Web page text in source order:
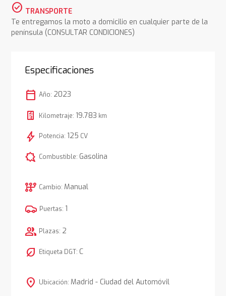
check_circle TRANSPORTE
Te entregamos la moto a domicilio en cualquier parte de la
península (CONSULTAR CONDICIONES)
Especificaciones
calendar_today Año: 2023
Kilometraje: 19.783 km
bolt Potencia: 125 CV
comic_bubble Combustible: Gasolina
auto_transmission Cambio: Manual
Puertas: 1
group Plazas: 2
nest_eco_leaf Etiqueta DGT: C
location_on Ubicación: Madrid - Ciudad del Automóvil